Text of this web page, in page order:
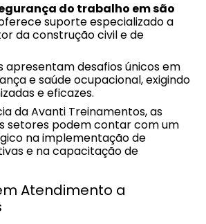
do trabalho em são
suporte especializado a
da construção civil e de
apresentam desafios únicos em
e saúde ocupacional, exigindo
e eficazes.
da Avanti Treinamentos, as
setores podem contar com um
na implementação de
e na capacitação de
Atendimento a